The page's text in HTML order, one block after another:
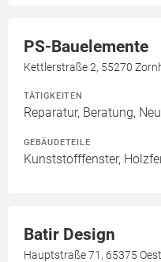
PS-Bauelemente
Kettlerstraße 2, 55270
TÄTIGKEITEN
Reparatur, Beratung,
GEBÄUDETEILE
Kunststofffenster,
Batir Design
Hauptstraße 71, 65375